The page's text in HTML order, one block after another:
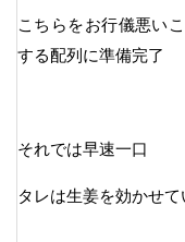
こちらをお行儀悪い
する配列に準備完了
それでは早速一口
タレは生姜を効かせ